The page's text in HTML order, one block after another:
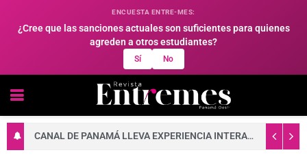
ENCUESTA ENTRE-MES:
¿Cree que las sanciones actuales son suficientes para quienes
agreden a otros estudiantes?
Sí No
CANAL DE PANAMÁ LLEVA EXPERIENCIA INTERACTIVA A FAMILIAS DE ARRAIJÁN